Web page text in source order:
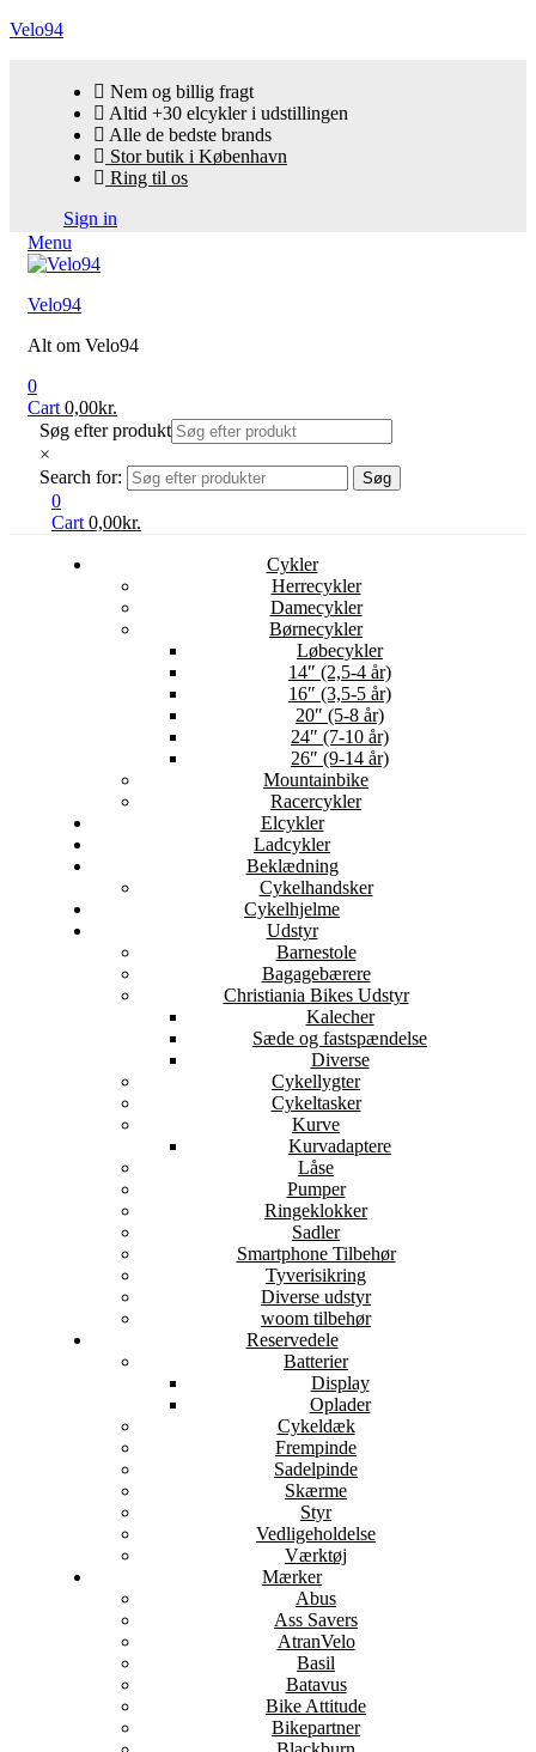
Velo94
Nem og billig fragt
Altid +30 elcykler i udstillingen
Alle de bedste brands
Stor butik i København
Ring til os
Sign in
Menu
Velo94
Alt om Velo94
0
Cart 0,00kr.
Søg efter produkt
×
Search for:
Søg
0
Cart 0,00kr.
Cykler
Herrecykler
Damecykler
Børnecykler
Løbecykler
14″ (2,5-4 år)
16″ (3,5-5 år)
20″ (5-8 år)
24″ (7-10 år)
26″ (9-14 år)
Mountainbike
Racercykler
Elcykler
Ladcykler
Beklædning
Cykelhandsker
Cykelhjelme
Udstyr
Barnestole
Bagagebærere
Christiania Bikes Udstyr
Kalecher
Sæde og fastspændelse
Diverse
Cykellygter
Cykeltasker
Kurve
Kurvadaptere
Låse
Pumper
Ringeklokker
Sadler
Smartphone Tilbehør
Tyverisikring
Diverse udstyr
woom tilbehør
Reservedele
Batterier
Display
Oplader
Cykeldæk
Frempinde
Sadelpinde
Skærme
Styr
Vedligeholdelse
Værktøj
Mærker
Abus
Ass Savers
AtranVelo
Basil
Batavus
Bike Attitude
Bikepartner